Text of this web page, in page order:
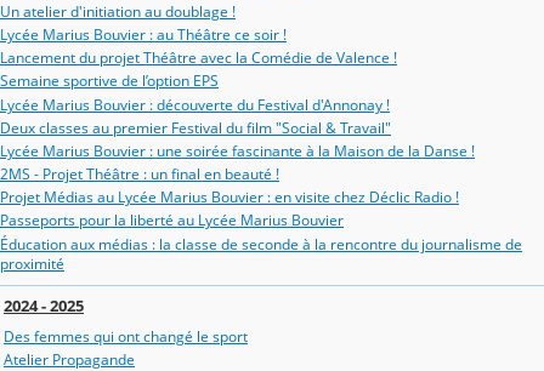
Un atelier d'initiation au doublage !
Lycée Marius Bouvier : au Théâtre ce soir !
Lancement du projet Théâtre avec la Comédie de Valence !
Semaine sportive de l’option EPS
Lycée Marius Bouvier : découverte du Festival d'Annonay !
Deux classes au premier Festival du film "Social & Travail"
Lycée Marius Bouvier : une soirée fascinante à la Maison de la Danse !
2MS - Projet Théâtre : un final en beauté !
Projet Médias au Lycée Marius Bouvier : en visite chez Déclic Radio !
Passeports pour la liberté au Lycée Marius Bouvier
Éducation aux médias : la classe de seconde à la rencontre du journalisme de
proximité
2024 - 2025
Des femmes qui ont changé le sport
Atelier Propagande